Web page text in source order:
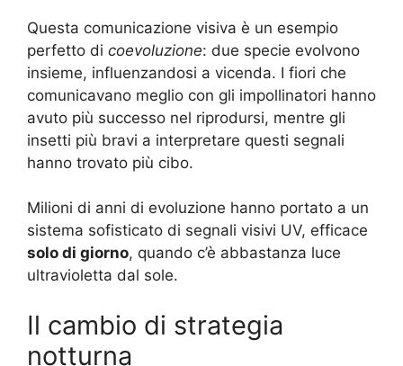
Questa comunicazione visiva è un esempio
perfetto di coevoluzione: due specie evolvono
insieme, influenzandosi a vicenda. I fiori che
comunicavano meglio con gli impollinatori hanno
avuto più successo nel riprodursi, mentre gli
insetti più bravi a interpretare questi segnali
hanno trovato più cibo.
Milioni di anni di evoluzione hanno portato a un
sistema sofisticato di segnali visivi UV, efficace
solo di giorno, quando c’è abbastanza luce
ultravioletta dal sole.
Il cambio di strategia
notturna